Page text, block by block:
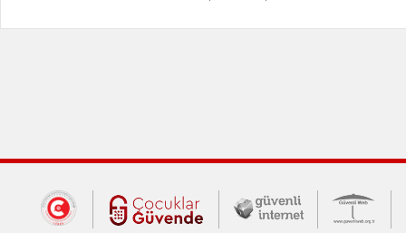
Dış Bağlantılar
Cumhurbaşkanlığı İletişim Merkezi
Çocuklar Güvende (yeni
Güvenli